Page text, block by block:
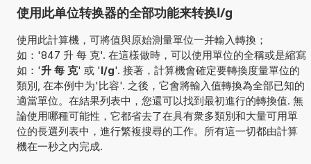
使用此单位转换器的全部功能来转换l/g
使用此計算機，可將值與原始測量單位一并輸入轉換；
如：'847 升 每 克'. 在這樣做時，可以使用單位的全稱或是縮寫
如：'升 每 克' 或 'l/g'. 接著，計算機會確定要轉換度量單位的
類別, 在本例中为'比容'. 之後，它會將輸入值轉換為全部已知的
適當單位。在結果列表中，您還可以找到最初進行的轉換值. 無
論使用哪種可能性，它都省去了在具有衆多類別和大量可用單
位的長選列表中，進行繁複搜尋的工作。所有這一切都由計算
機在一秒之內完成.